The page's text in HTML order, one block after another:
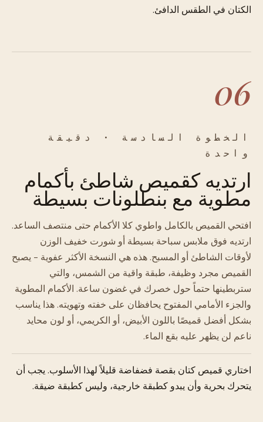
الكتان في الطقس الدافئ.
06
الخطوة السادسة · دقيقة
واحدة
ارتديه كقميص شاطئ بأكمام
مطوية مع بنطلونات بسيطة
افتحي القميص بالكامل واطوي كلا الأكمام حتى منتصف الساعد.
ارتديه فوق ملابس سباحة بسيطة أو شورت خفيف الوزن
لأوقات الشاطئ أو المسبح. هذه هي النسخة الأكثر عفوية - يصبح
القميص مجرد وظيفة، طبقة واقية من الشمس، والتي
ستربطينها حتماً حول خصرك في غضون ساعة. الأكمام المطوية
والجزء الأمامي المفتوح يحافظان على خفته وتهويته. هذا يناسب
بشكل أفضل قميصًا باللون الأبيض، أو الكريمي، أو لون محايد
ناعم لن يظهر عليه بقع الماء.
اختاري قميص كتان بقصة فضفاضة قليلاً لهذا الأسلوب. يجب أن
يتحرك بحرية وأن يبدو كطبقة خارجية، وليس كطبقة ضيقة.